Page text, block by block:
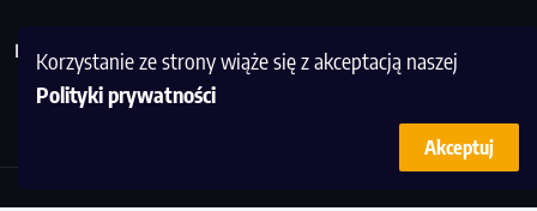
Korzystanie ze strony wiąże się z akceptacją naszej
Polityki prywatności
Akceptuj
Biegaj z nami i odkrywaj swoją najlepszą wersję!